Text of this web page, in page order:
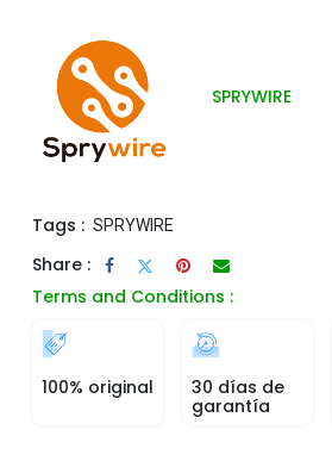
SPRYWIRE
Tags : SPRYWIRE
Share :
Terms and Conditions :
100% original
30 días de
garantía